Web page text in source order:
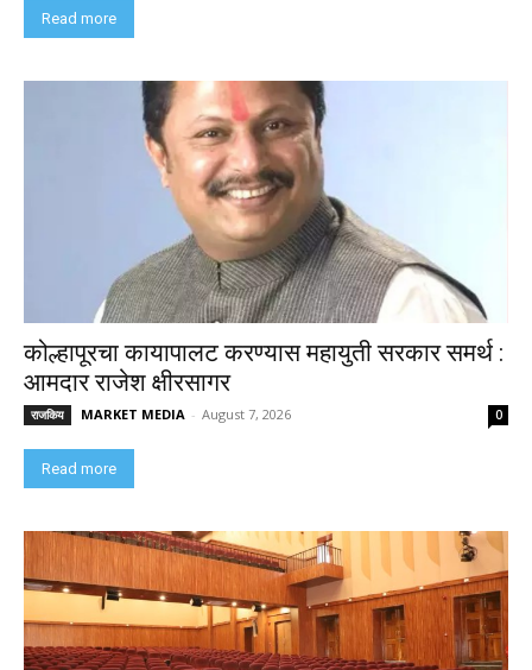
Read more
कोल्हापूरचा कायापालट करण्यास महायुती सरकार समर्थ :
आमदार राजेश क्षीरसागर
राजकिय MARKET MEDIA - August 7, 2026 0
Read more